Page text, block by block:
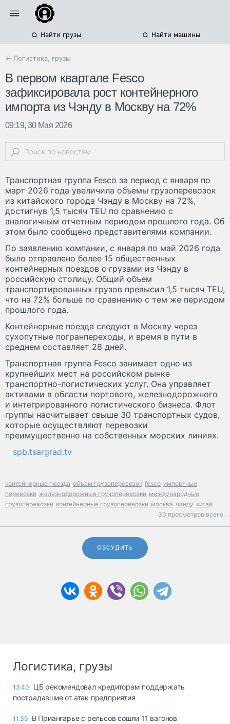
Найти грузы Найти машины
← Логистика, грузы
В первом квартале Fesco
зафиксировала рост контейнерного
импорта из Чэнду в Москву на 72%
09:19, 30 Мая 2026
Транспортная группа Fesco за период с января по
март 2026 года увеличила объемы грузоперевозок
из китайского города Чэнду в Москву на 72%,
достигнув 1,5 тысяч TEU по сравнению с
аналогичным отчетным периодом прошлого года. Об
этом было сообщено представителями компании.
По заявлению компании, с января по май 2026 года
было отправлено более 15 общественных
контейнерных поездов с грузами из Чэнду в
российскую столицу. Общий объем
транспортированных грузов превысил 1,5 тысяч TEU,
что на 72% больше по сравнению с тем же периодом
прошлого года.
Контейнерные поезда следуют в Москву через
сухопутные погранпереходы, и время в пути в
среднем составляет 28 дней.
Транспортная группа Fesco занимает одно из
крупнейших мест на российском рынке
транспортно-логистических услуг. Она управляет
активами в области портового, железнодорожного
и интегрированного логистического бизнеса. Флот
группы насчитывает свыше 30 транспортных судов,
которые осуществляют перевозки
преимущественно на собственных морских линиях.
spb.tsargrad.tv
контейнерные поезда объем грузоперевозок fesco импортные
перевозки железнодорожные грузоперевозки международные
грузоперевозки контейнерные грузоперевозки москва чэнду китай
30 просмотров всего.
ОБСУДИТЬ
Логистика, грузы
13:40
ЦБ рекомендовал кредиторам поддержать
пострадавшие от атак предприятия
11:39 В Приангарье с рельсов сошли 11 вагонов